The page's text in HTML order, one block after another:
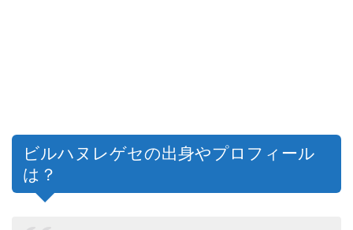
ビルハヌレゲセの出身やプロフィール
は？